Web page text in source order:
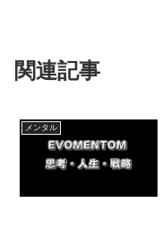
関連記事
メンタル